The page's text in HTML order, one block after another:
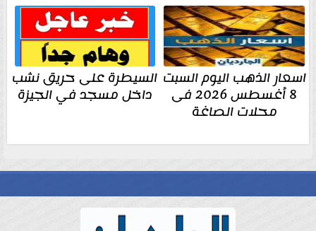
اسعار الذهب اليوم السبت
8 أغسطس 2026 فى
محلات الصاغة
السيطرة على حريق نشب
داخل مسجد في الجيزة